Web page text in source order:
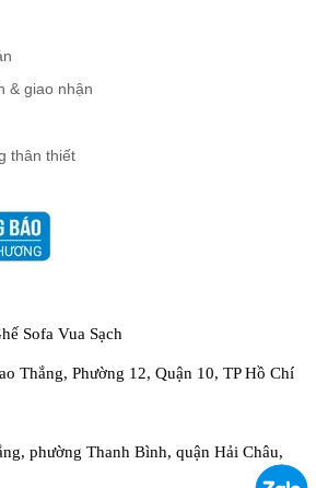
& giao nhận
thân thiết
Sofa Vua Sạch
Thắng, Phường 12, Quận 10, TP Hồ Chí
phường Thanh Bình, quận Hải Châu,